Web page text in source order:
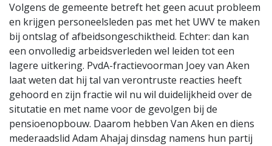
Volgens de gemeente betreft het geen acuut probleem
en krijgen personeelsleden pas met het UWV te maken
bij ontslag of afbeidsongeschiktheid. Echter: dan kan
een onvolledig arbeidsverleden wel leiden tot een
lagere uitkering. PvdA-fractievoorman Joey van Aken
laat weten dat hij tal van verontruste reacties heeft
gehoord en zijn fractie wil nu wil duidelijkheid over de
situtatie en met name voor de gevolgen bij de
pensioenopbouw. Daarom hebben Van Aken en diens
mederaadslid Adam Ahajaj dinsdag namens hun partij